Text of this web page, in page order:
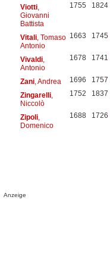
Viotti,
Giovanni
Battista
1755 1824
Vitali, Tomaso
Antonio
1663 1745
Vivaldi,
Antonio
1678 1741
Zani, Andrea 1696 1757
Zingarelli,
Niccolò
1752 1837
Zipoli,
Domenico
1688 1726
Anzeige